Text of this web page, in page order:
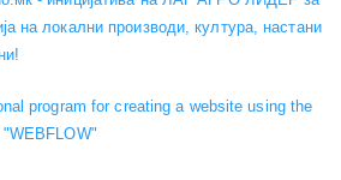
на локални производи, култура, настани
program for creating a website using the